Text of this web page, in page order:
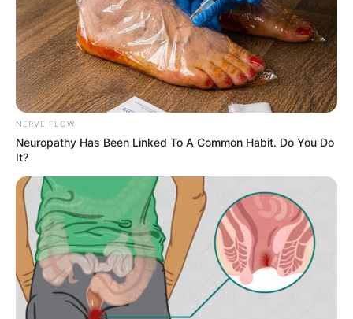
NERVE FLOW
Neuropathy Has Been Linked To A Common Habit. Do You Do
It?